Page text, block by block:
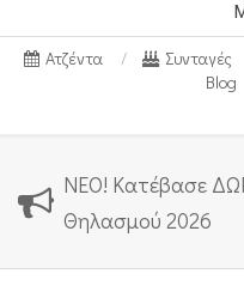
Navigation
MenuΑτζέντα Συνταγές
Blog
ΝΕΟ! Κατέβασε
Θηλασμού 2026